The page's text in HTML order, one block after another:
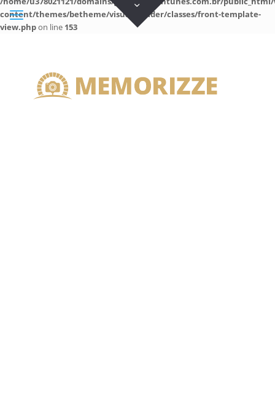
content/themes/betheme/visual-builder/classes/front-template-
view.phpon line 153